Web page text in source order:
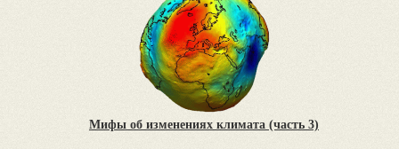
Мифы об изменениях климата (часть 3)